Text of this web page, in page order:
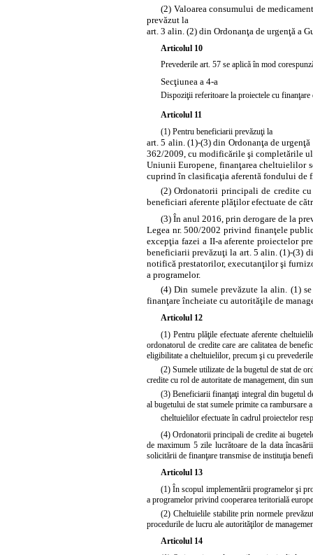
(2) Valoarea consumului de
prevăzut la
art. 3 alin. (2) din Ordonanţa de urgenţă a
Articolul 10
Prevederile art. 57 se aplică în mod
Secţiunea a 4-a
Dispoziţii referitoare la proiectele cu
Articolul 11
(1) Pentru beneficiarii prevăzuţi la
art. 5 alin. (1)-(3) din Ordonanţa de
362/2009, cu modificările şi completările
Uniunii Europene, finanţarea cheltuielilor
cuprind în clasificaţia aferentă fondului
(2) Ordonatorii principali de credite
beneficiari aferente plăţilor efectuate de
(3) În anul 2016, prin derogare de la
Legea nr. 500/2002 privind finanţele
excepţia fazei a II-a aferente proiectelor
beneficiarii prevăzuţi la art. 5 alin. (1)-(3)
notifică prestatorilor, executanţilor şi
a programelor.
(4) Din sumele prevăzute la alin. (1)
finanţare încheiate cu autorităţile de
Articolul 12
(1) Pentru plăţile efectuate aferente
ordonatorul de credite care are calitatea de
eligibilitate a cheltuielilor, precum şi cu
(2) Sumele utilizate de la bugetul de stat de
credite cu rol de autoritate de management, din
(3) Beneficiarii finanţaţi integral din bugetul
al bugetului de stat sumele primite ca rambursare a
cheltuielilor efectuate în cadrul proiectelor
(4) Ordonatorii principali de credite ai
de maximum 5 zile lucrătoare de la data
solicitării de finanţare transmise de instituţia
Articolul 13
(1) În scopul implementării programelor şi
a programelor privind cooperarea teritorială
(2) Cheltuielile stabilite prin normele
procedurile de lucru ale autorităţilor de
Articolul 14